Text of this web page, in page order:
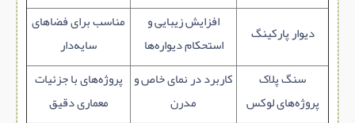
دیوار پارکینگ
افزایش زیبایی و
استحکام دیواره‌ها
مناسب برای فضاهای
سایه‌دار
سنگ پلاک
پروژه‌های لوکس
کاربرد در نمای خاص و
مدرن
پروژه‌های با جزئیات
معماری دقیق